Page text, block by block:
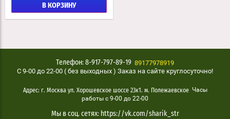
В КОРЗИНУ
Телефон: 8-917-797-89-19 89177978919
C 9-00 до 22-00 ( без выходных ) Заказ на сайте круглосуточно!
Адрес: г. Москва ул. Хорошевское шоссе 23к1. м. Полежаевское Часы
работы с 9-00 до 22-00
Мы в соц. сетях: https://vk.com/sharik_str